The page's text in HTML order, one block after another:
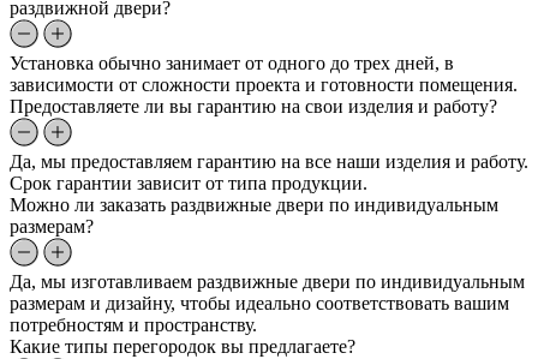
раздвижной двери?
Установка обычно занимает от одного до трех дней, в
зависимости от сложности проекта и готовности помещения.
Предоставляете ли вы гарантию на свои изделия и работу?
Да, мы предоставляем гарантию на все наши изделия и работу.
Срок гарантии зависит от типа продукции.
Можно ли заказать раздвижные двери по индивидуальным
размерам?
Да, мы изготавливаем раздвижные двери по индивидуальным
размерам и дизайну, чтобы идеально соответствовать вашим
потребностям и пространству.
Какие типы перегородок вы предлагаете?